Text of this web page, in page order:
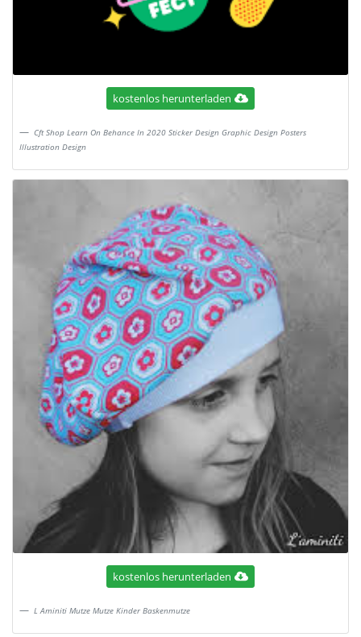
kostenlos herunterladen
Cft Shop Learn On Behance In 2020 Sticker Design Graphic Design Posters
Illustration Design
kostenlos herunterladen
L Aminiti Mutze Mutze Kinder Baskenmutze